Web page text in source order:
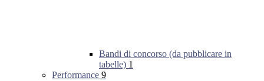
Bandi di concorso (da pubblicare in
tabelle) 1
Performance 9